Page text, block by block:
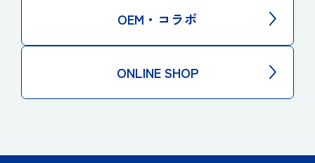
OEM・コラボ
ONLINE SHOP